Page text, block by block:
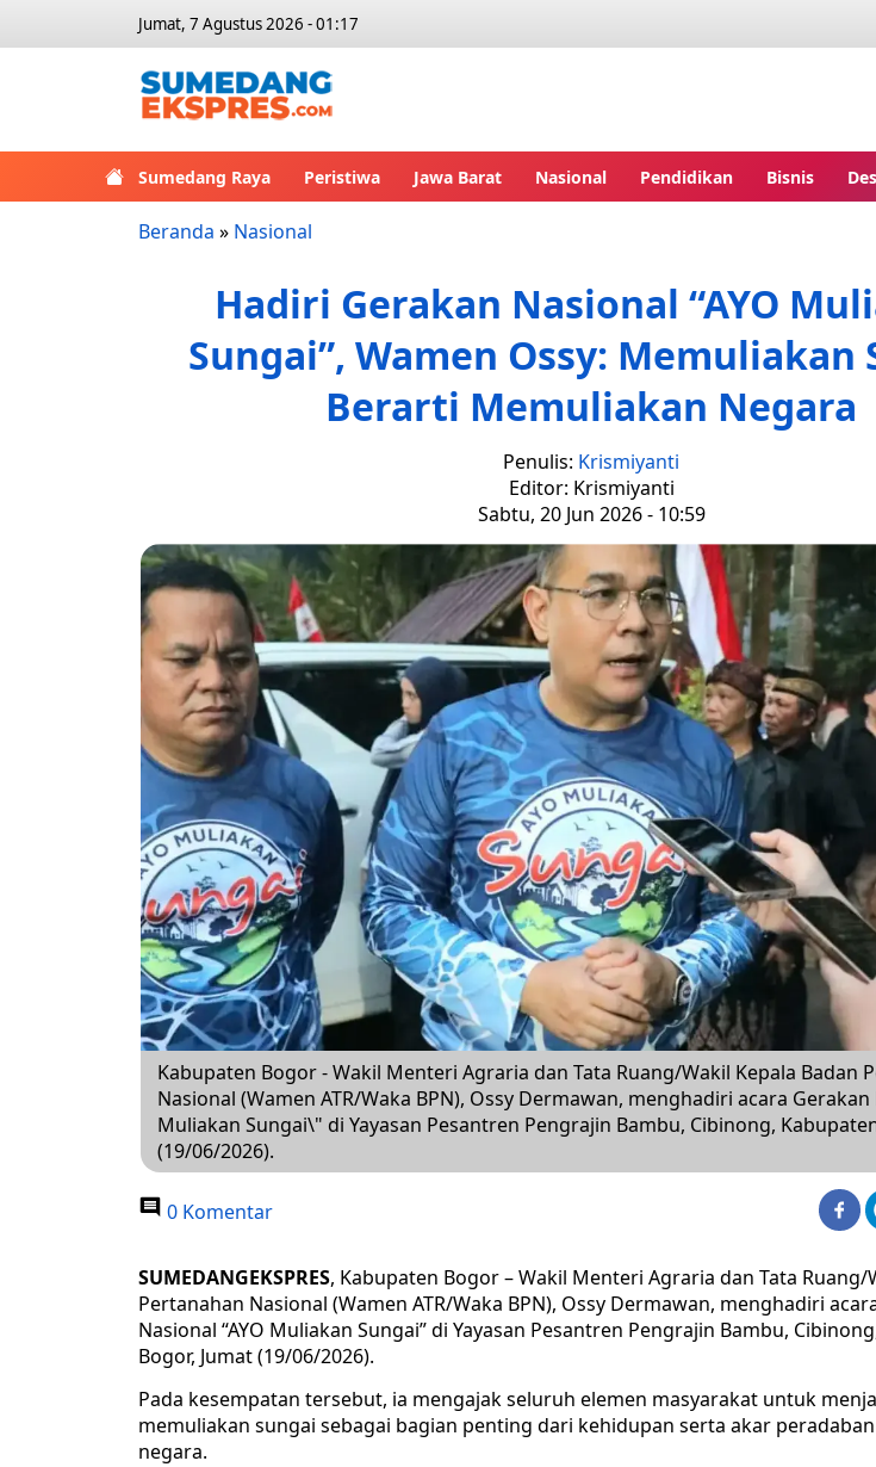
Jumat, 7 Agustus 2026 - 01:17
Sumedang Raya Peristiwa Jawa Barat Nasional Pendidikan Bisnis
Beranda » Nasional
Hadiri Gerakan Nasional “AYO
Sungai”, Wamen Ossy: Memuliakan
Berarti Memuliakan Negara
Penulis: Krismiyanti
Editor: Krismiyanti
Sabtu, 20 Jun 2026 - 10:59
Kabupaten Bogor - Wakil Menteri Agraria dan Tata Ruang/Wakil Kepala Badan
Nasional (Wamen ATR/Waka BPN), Ossy Dermawan, menghadiri acara Gerakan
Muliakan Sungai\" di Yayasan Pesantren Pengrajin Bambu, Cibinong,
(19/06/2026).
0 Komentar
SUMEDANGEKSPRES, Kabupaten Bogor – Wakil Menteri Agraria dan Tata Ruang/
Pertanahan Nasional (Wamen ATR/Waka BPN), Ossy Dermawan, menghadiri
Nasional “AYO Muliakan Sungai” di Yayasan Pesantren Pengrajin Bambu,
Bogor, Jumat (19/06/2026).
Pada kesempatan tersebut, ia mengajak seluruh elemen masyarakat untuk
memuliakan sungai sebagai bagian penting dari kehidupan serta akar
negara.